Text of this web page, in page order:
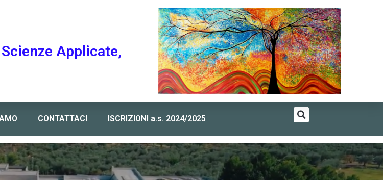
Applicate,
CONTATTACI ISCRIZIONI a.s. 2024/2025